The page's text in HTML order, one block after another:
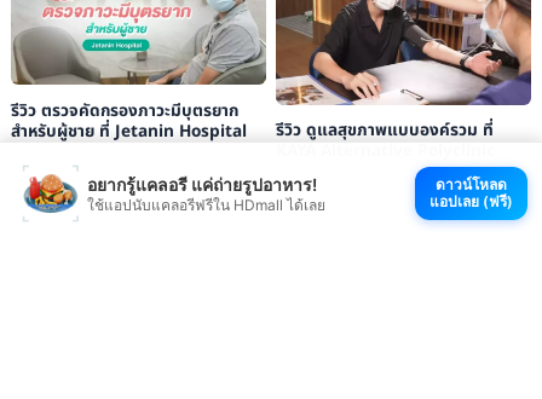
รีวิว ตรวจคัดกรองภาวะมีบุตรยาก
สำหรับผู้ชาย ที่ Jetanin Hospital
รีวิว ดูแลสุขภาพแบบองค์รวม ที่
อยากรู้แคลอรี แค่ถ่ายรูปอาหาร!
ใช้แอปนับแคลอรีฟรีใน HDmall ได้เลย
ดาวน์โหลด
แอปเลย (ฟรี)